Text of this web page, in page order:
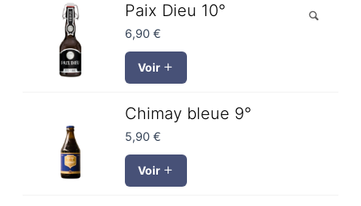
Paix Dieu 10°
6,90 €
Voir
Chimay bleue 9°
5,90 €
Voir